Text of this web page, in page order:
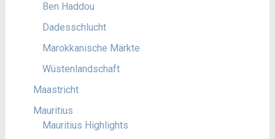
Ben Haddou
Dadesschlucht
Marokkanische Märkte
Wüstenlandschaft
Maastricht
Mauritius
Mauritius Highlights